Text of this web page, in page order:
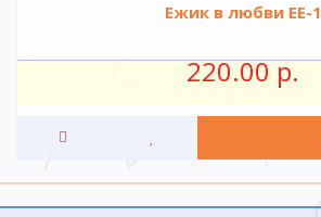
Ежик в любви ЕЕ-1
220.00 р.